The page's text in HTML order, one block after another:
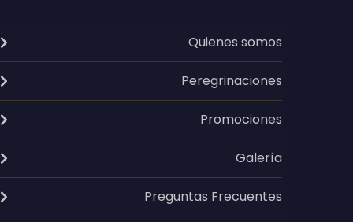
Quienes somos
Peregrinaciones
Promociones
Galería
Preguntas Frecuentes